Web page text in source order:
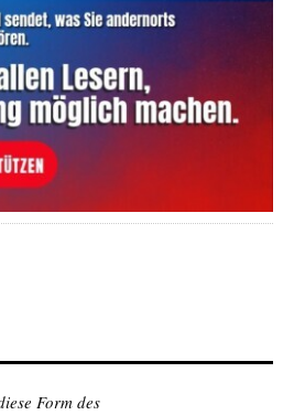
Form des